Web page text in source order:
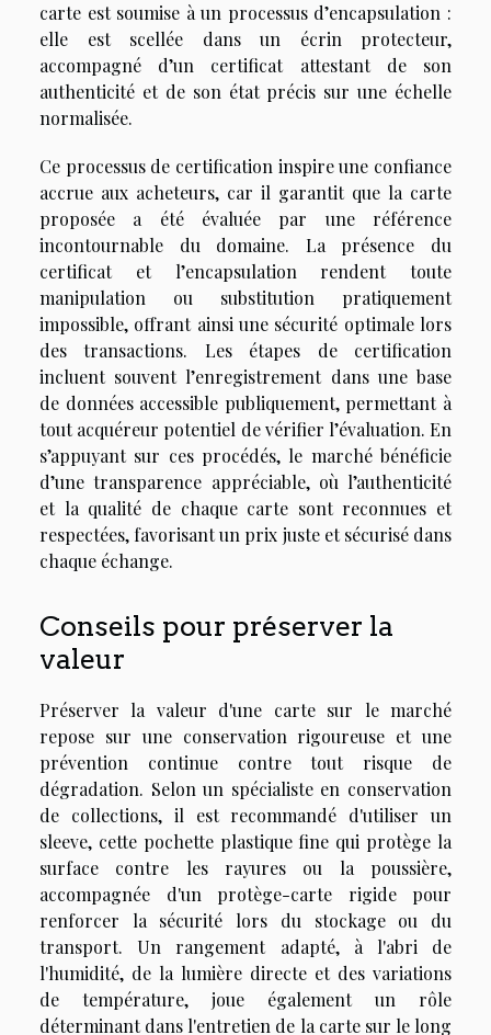
carte est soumise à un processus d’encapsulation :
elle est scellée dans un écrin protecteur,
accompagné d’un certificat attestant de son
authenticité et de son état précis sur une échelle
normalisée.
Ce processus de certification inspire une confiance
accrue aux acheteurs, car il garantit que la carte
proposée a été évaluée par une référence
incontournable du domaine. La présence du
certificat et l’encapsulation rendent toute
manipulation ou substitution pratiquement
impossible, offrant ainsi une sécurité optimale lors
des transactions. Les étapes de certification
incluent souvent l’enregistrement dans une base
de données accessible publiquement, permettant à
tout acquéreur potentiel de vérifier l’évaluation. En
s’appuyant sur ces procédés, le marché bénéficie
d’une transparence appréciable, où l’authenticité
et la qualité de chaque carte sont reconnues et
respectées, favorisant un prix juste et sécurisé dans
chaque échange.
Conseils pour préserver la
valeur
Préserver la valeur d'une carte sur le marché
repose sur une conservation rigoureuse et une
prévention continue contre tout risque de
dégradation. Selon un spécialiste en conservation
de collections, il est recommandé d'utiliser un
sleeve, cette pochette plastique fine qui protège la
surface contre les rayures ou la poussière,
accompagnée d'un protège-carte rigide pour
renforcer la sécurité lors du stockage ou du
transport. Un rangement adapté, à l'abri de
l'humidité, de la lumière directe et des variations
de température, joue également un rôle
déterminant dans l'entretien de la carte sur le long